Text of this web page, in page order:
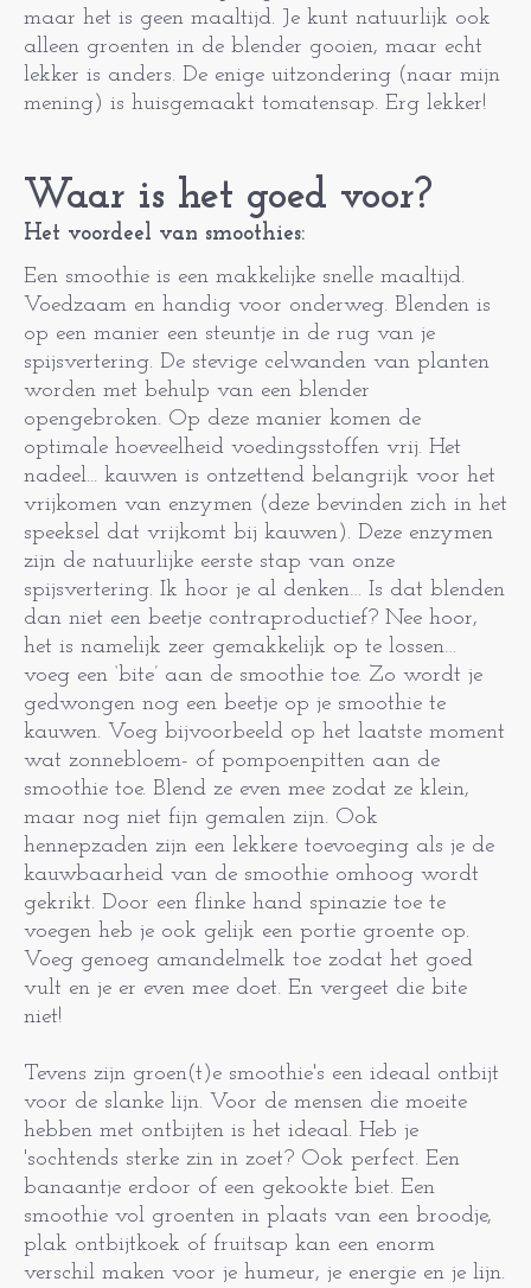
maar het is geen maaltijd. Je kunt natuurlijk ook
alleen groenten in de blender gooien, maar echt
lekker is anders. De enige uitzondering (naar mijn
mening) is huisgemaakt tomatensap. Erg lekker!
Waar is het goed voor?
Het voordeel van smoothies:
Een smoothie is een makkelijke snelle maaltijd.
Voedzaam en handig voor onderweg. Blenden is
op een manier een steuntje in de rug van je
spijsvertering. De stevige celwanden van planten
worden met behulp van een blender
opengebroken. Op deze manier komen de
optimale hoeveelheid voedingsstoffen vrij. Het
nadeel... kauwen is ontzettend belangrijk voor het
vrijkomen van enzymen (deze bevinden zich in het
speeksel dat vrijkomt bij kauwen). Deze enzymen
zijn de natuurlijke eerste stap van onze
spijsvertering. Ik hoor je al denken… Is dat blenden
dan niet een beetje contraproductief? Nee hoor,
het is namelijk zeer gemakkelijk op te lossen…
voeg een ‘bite’ aan de smoothie toe. Zo wordt je
gedwongen nog een beetje op je smoothie te
kauwen. Voeg bijvoorbeeld op het laatste moment
wat zonnebloem- of pompoenpitten aan de
smoothie toe. Blend ze even mee zodat ze klein,
maar nog niet fijn gemalen zijn. Ook
hennepzaden zijn een lekkere toevoeging als je de
kauwbaarheid van de smoothie omhoog wordt
gekrikt. Door een flinke hand spinazie toe te
voegen heb je ook gelijk een portie groente op.
Voeg genoeg amandelmelk toe zodat het goed
vult en je er even mee doet. En vergeet die bite
niet!
Tevens zijn groen(t)e smoothie's een ideaal ontbijt
voor de slanke lijn. Voor de mensen die moeite
hebben met ontbijten is het ideaal. Heb je
'sochtends sterke zin in zoet? Ook perfect. Een
banaantje erdoor of een gekookte biet. Een
smoothie vol groenten in plaats van een broodje,
plak ontbijtkoek of fruitsap kan een enorm
verschil maken voor je humeur, je energie en je lijn.